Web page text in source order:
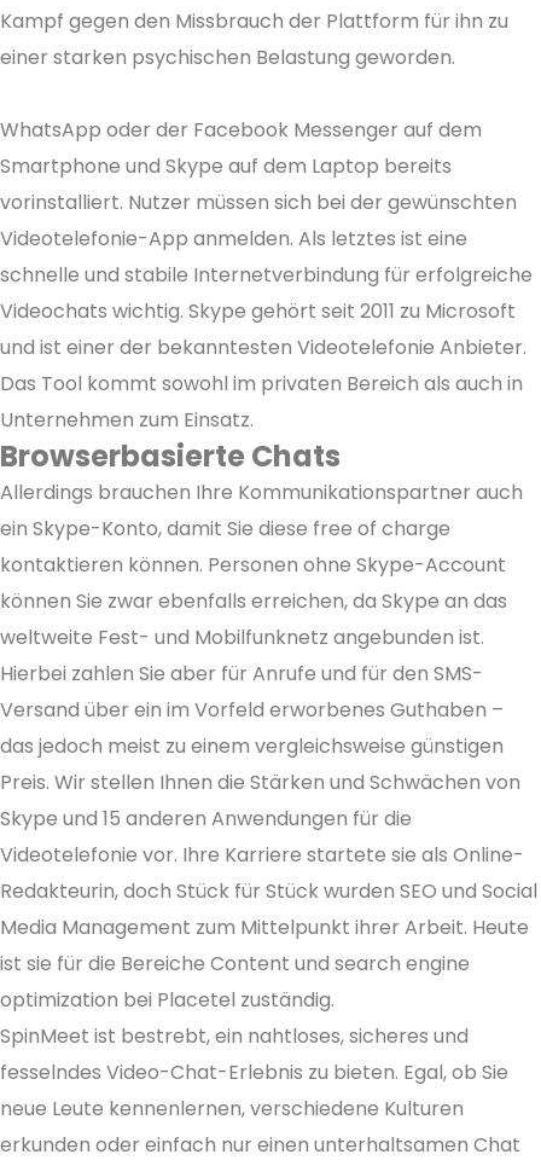
Kampf gegen den Missbrauch der Plattform für ihn zu
einer starken psychischen Belastung geworden.
WhatsApp oder der Facebook Messenger auf dem
Smartphone und Skype auf dem Laptop bereits
vorinstalliert. Nutzer müssen sich bei der gewünschten
Videotelefonie-App anmelden. Als letztes ist eine
schnelle und stabile Internetverbindung für erfolgreiche
Videochats wichtig. Skype gehört seit 2011 zu Microsoft
und ist einer der bekanntesten Videotelefonie Anbieter.
Das Tool kommt sowohl im privaten Bereich als auch in
Unternehmen zum Einsatz.
Browserbasierte Chats
Allerdings brauchen Ihre Kommunikationspartner auch
ein Skype-Konto, damit Sie diese free of charge
kontaktieren können. Personen ohne Skype-Account
können Sie zwar ebenfalls erreichen, da Skype an das
weltweite Fest- und Mobilfunknetz angebunden ist.
Hierbei zahlen Sie aber für Anrufe und für den SMS-
Versand über ein im Vorfeld erworbenes Guthaben –
das jedoch meist zu einem vergleichsweise günstigen
Preis. Wir stellen Ihnen die Stärken und Schwächen von
Skype und 15 anderen Anwendungen für die
Videotelefonie vor. Ihre Karriere startete sie als Online-
Redakteurin, doch Stück für Stück wurden SEO und Social
Media Management zum Mittelpunkt ihrer Arbeit. Heute
ist sie für die Bereiche Content und search engine
optimization bei Placetel zuständig.
SpinMeet ist bestrebt, ein nahtloses, sicheres und
fesselndes Video-Chat-Erlebnis zu bieten. Egal, ob Sie
neue Leute kennenlernen, verschiedene Kulturen
erkunden oder einfach nur einen unterhaltsamen Chat